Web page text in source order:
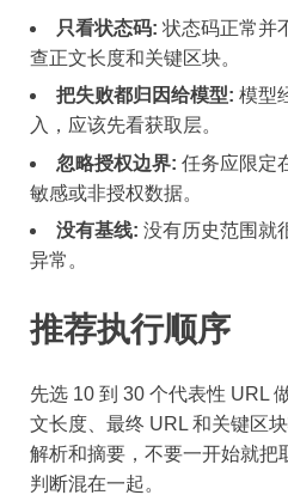
只看状态码: 状态码正常并
查正文长度和关键区块。
把失败都归因给模型: 模型
入，应该先看获取层。
忽略授权边界: 任务应限定
敏感或非授权数据。
没有基线: 没有历史范围就
异常。
推荐执行顺序
先选 10 到 30 个代表性 URL
文长度、最终 URL 和关键区
解析和摘要，不要一开始就把
判断混在一起。